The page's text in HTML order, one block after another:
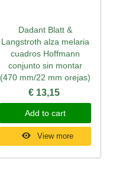
Dadant Blatt &
Langstroth alza melaria
cuadros Hoffmann
conjunto sin montar
(470 mm/22 mm orejas)
€ 13,15
Add to cart
View more